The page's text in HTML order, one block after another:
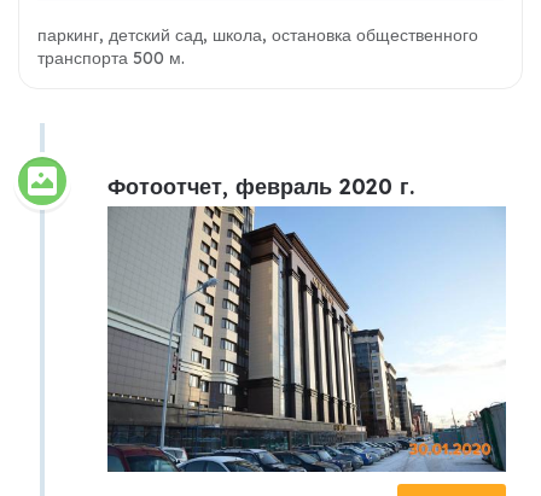
паркинг, детский сад, школа, остановка общественного
транспорта 500 м.
Фотоотчет, февраль 2020 г.